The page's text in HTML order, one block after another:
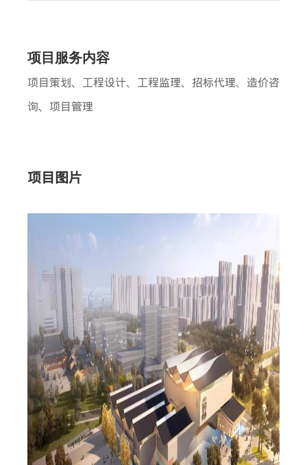
项目服务内容
项目策划、工程设计、工程监理、招标代理、造价咨
询、项目管理
项目图片